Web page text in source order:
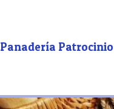
Panadería Patrocinio